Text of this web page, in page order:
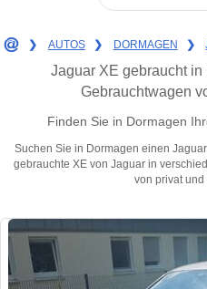
❯ AUTOS ❯ DORMAGEN ❯
Jaguar XE gebraucht
Gebrauchtwagen
Finden Sie in Dormagen
Suchen Sie in Dormagen einen
gebrauchte XE von Jaguar in
von privat